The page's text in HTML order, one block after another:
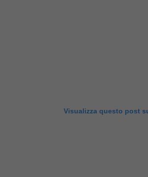
Visualizza questo post